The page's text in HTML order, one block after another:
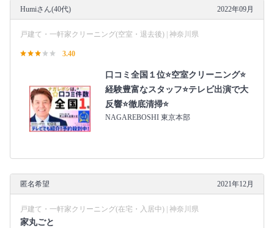
Humiさん(40代) 2022年09月
戸建て・一軒家クリーニング(空室・退去後) | 神奈川県
3.40
口コミ全国１位⭐空室クリーニング⭐
経験豊富なスタッフ⭐テレビ出演で大
反響⭐徹底清掃⭐
NAGAREBOSHI 東京本部
匿名希望 2021年12月
戸建て・一軒家クリーニング(在宅・入居中) | 神奈川県
家丸ごと